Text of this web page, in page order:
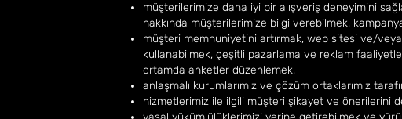
müşterilerimize daha iyi bir alışveriş deneyimini
hakkında müşterilerimize bilgi verebilmek,
müşteri memnuniyetini artırmak, web sitesi ve/
kullanabilmek, çeşitli pazarlama ve reklam
ortamda anketler düzenlemek,
anlaşmalı kurumlarımız ve çözüm ortaklarımız
hizmetlerimiz ile ilgili müşteri şikayet ve önerilerini